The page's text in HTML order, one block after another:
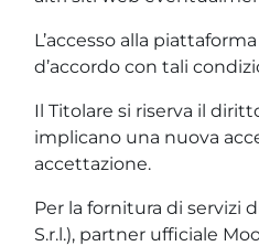
L’accesso alla
d’accordo con tali
Il Titolare si riserva il
implicano una nuova
accettazione.
Per la fornitura di servizi
S.r.l.), partner ufficiale